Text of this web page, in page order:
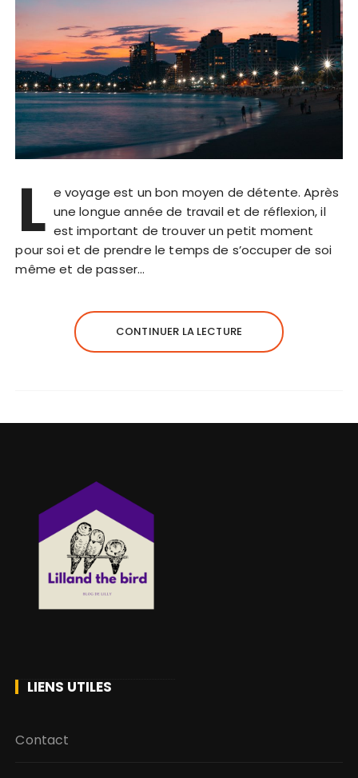
L e voyage est un bon moyen de détente. Après
une longue année de travail et de réflexion, il
est important de trouver un petit moment
pour soi et de prendre le temps de s’occuper de soi
même et de passer…
CONTINUER LA LECTURE
LIENS UTILES
Contact